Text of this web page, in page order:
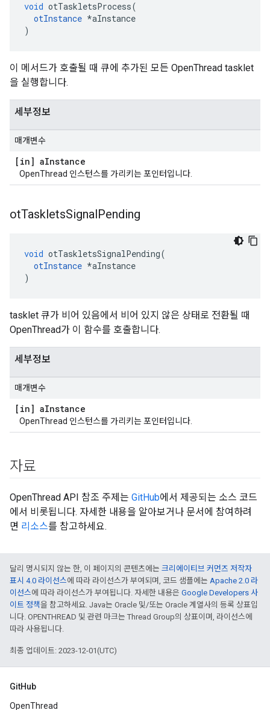
void otTaskletsProcess(
otInstance *aInstance
)
이 메서드가 호출될 때 큐에 추가된 모든 OpenThread tasklet
을 실행합니다.
세부정보
매개변수
[in] aInstance
OpenThread 인스턴스를 가리키는 포인터입니다.
otTaskletsSignalPending
void otTaskletsSignalPending(
otInstance *aInstance
)
tasklet 큐가 비어 있음에서 비어 있지 않은 상태로 전환될 때
OpenThread가 이 함수를 호출합니다.
세부정보
매개변수
[in] aInstance
OpenThread 인스턴스를 가리키는 포인터입니다.
자료
OpenThread API 참조 주제는 GitHub에서 제공되는 소스 코드
에서 비롯됩니다. 자세한 내용을 알아보거나 문서에 참여하려
면 리소스를 참고하세요.
달리 명시되지 않는 한, 이 페이지의 콘텐츠에는 크리에이티브 커먼즈 저작자
표시 4.0 라이선스에 따라 라이선스가 부여되며, 코드 샘플에는 Apache 2.0 라
이선스에 따라 라이선스가 부여됩니다. 자세한 내용은 Google Developers 사
이트 정책을 참고하세요. Java는 Oracle 및/또는 Oracle 계열사의 등록 상표입
니다. OPENTHREAD 및 관련 마크는 Thread Group의 상표이며, 라이선스에
따라 사용됩니다.
최종 업데이트: 2023-12-01(UTC)
GitHub
OpenThread